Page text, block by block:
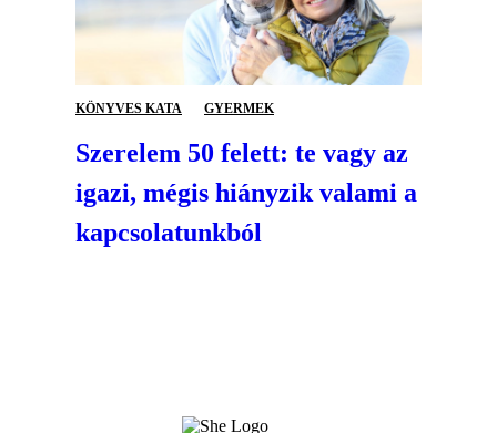
KÖNYVES KATA GYERMEK
Szerelem 50 felett: te vagy az
igazi, mégis hiányzik valami a
kapcsolatunkból